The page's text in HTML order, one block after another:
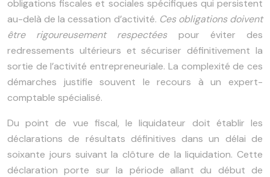
obligations fiscales et sociales spécifiques qui persistent
au-delà de la cessation d’activité. Ces obligations doivent
être rigoureusement respectéespour éviter des
redressements ultérieurs et sécuriser définitivement la
sortie de l’activité entrepreneuriale. La complexité de ces
démarches justifie souvent le recours à un expert-
comptable spécialisé.
Du point de vue fiscal, le liquidateur doit établir les
déclarations de résultats définitives dans un délai de
soixante jours suivant la clôture de la liquidation. Cette
déclaration porte sur la période allant du début de